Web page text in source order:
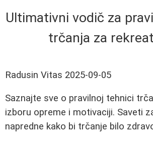
Ultimativni vodič za
trčanja za
Radusin Vitas 2025-09-05
Saznajte sve o pravilnoj tehnici
izboru opreme i motivaciji. Saveti
napredne kako bi trčanje bilo